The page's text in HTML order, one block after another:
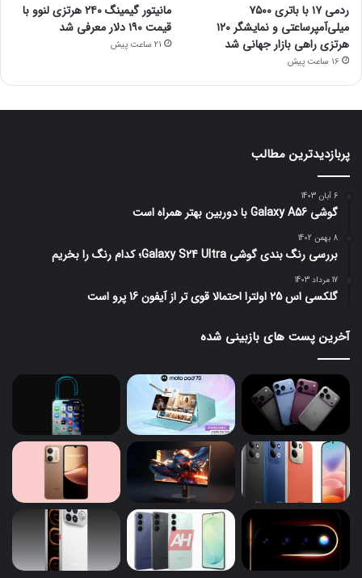
ردمی ۱۷ با باتری ۷۵۰۰
میلی‌آمپرساعتی و نمایشگر ۱۲۰
هرتزی راهی بازار جهانی شد
16 ساعت پیش
مانیتور گیمینگ ۲۴۰ هرتزی لنوو با
قیمت ۱۹۰ دلار معرفی شد
21 ساعت پیش
پربازدیدترین مطالب
6 آبان 1403
گوشی Galaxy A56 با دوربین بهتر همراه است
8 بهمن 1402
بررسی رنگ بندی گوشی Galaxy S24 Ultra؛ کدام رنگ را بخریم
17 مرداد 1403
گلکسی اس 25 اولترا احتمالا قوی تر از آیفون 16 پرو است
آخرین پست های بازبینی شده